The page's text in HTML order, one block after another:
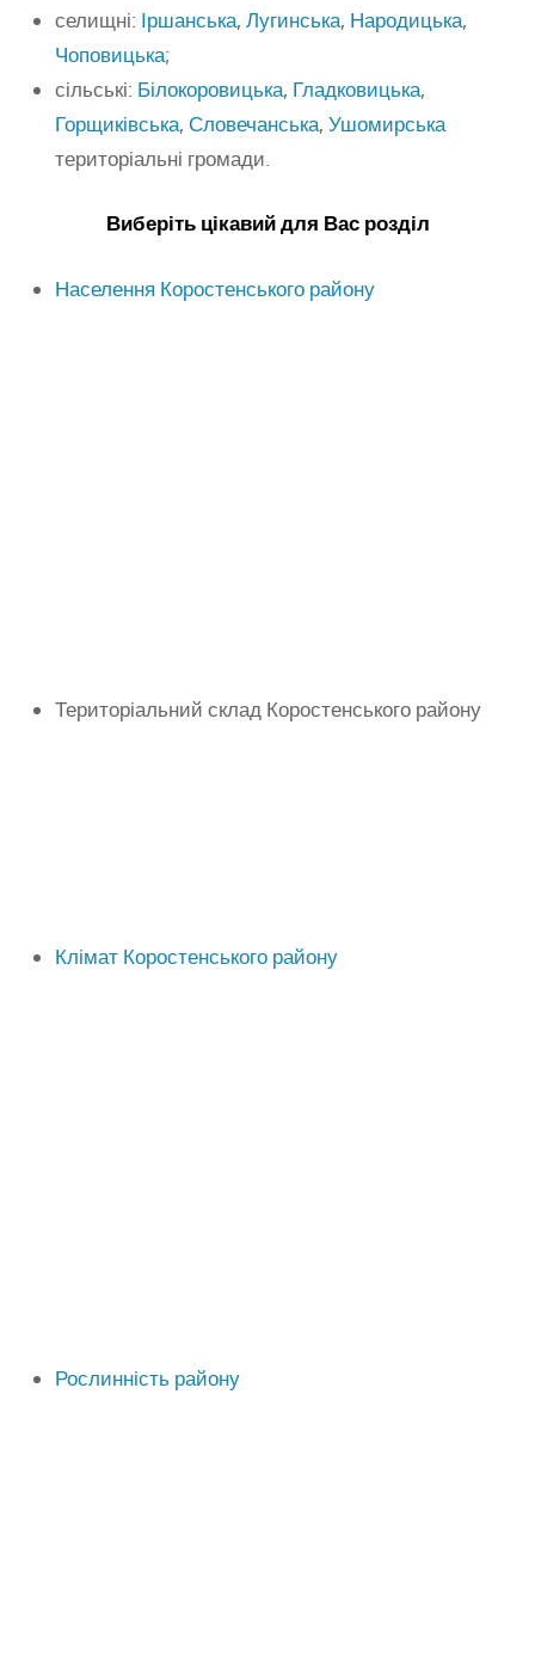
селищні: Іршанська,Лугинська, Народицька,
Чоповицька;
сільські: Білокоровицька, Гладковицька,
Горщиківська,Словечанська,Ушомирська
територіальні громади.
Виберіть цікавий для Вас розділ
Населення Коростенського району
Територіальний склад Коростенського району
Клімат Коростенського району
Рослинність району